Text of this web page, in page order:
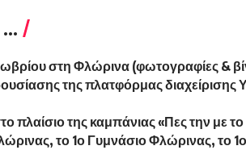
στη Φλώρινα (φωτογραφίες &
της πλατφόρμας διαχείρισης
της καμπάνιας «Πες την με το
το 1ο Γυμνάσιο Φλώρινας, το